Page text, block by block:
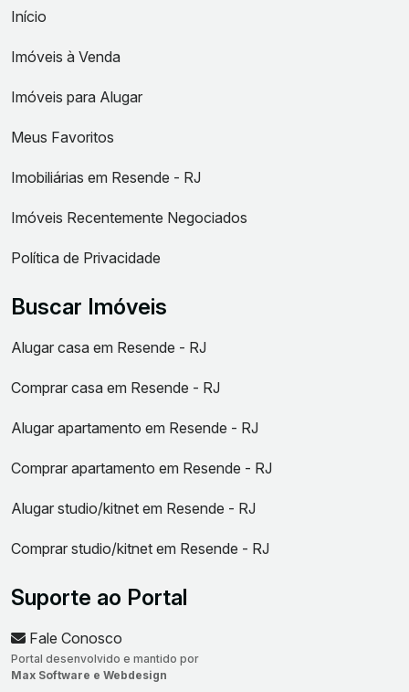
Início
Imóveis à Venda
Imóveis para Alugar
Meus Favoritos
Imobiliárias em Resende - RJ
Imóveis Recentemente Negociados
Política de Privacidade
Buscar Imóveis
Alugar casa em Resende - RJ
Comprar casa em Resende - RJ
Alugar apartamento em Resende - RJ
Comprar apartamento em Resende - RJ
Alugar studio/kitnet em Resende - RJ
Comprar studio/kitnet em Resende - RJ
Suporte ao Portal
Fale Conosco
Portal desenvolvido e mantido por
Max Software e Webdesign